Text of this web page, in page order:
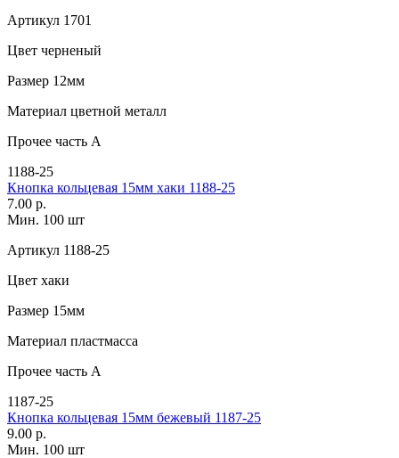
Артикул 1701
Цвет черненый
Размер 12мм
Материал цветной металл
Прочее часть A
1188-25
Кнопка кольцевая 15мм хаки 1188-25
7.00 р.
Мин. 100 шт
Артикул 1188-25
Цвет хаки
Размер 15мм
Материал пластмасса
Прочее часть А
1187-25
Кнопка кольцевая 15мм бежевый 1187-25
9.00 р.
Мин. 100 шт